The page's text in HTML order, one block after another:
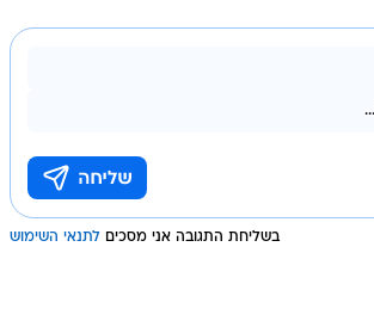
בשליחת התגובה אני מסכים לתנאי השימוש